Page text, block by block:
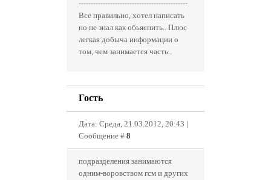
---------------------------------------------
Все правильно, хотел написать
но не знал как обьяснить.. Плюс
легкая добыча информации о
том, чем занимается часть..
Гость
Дата: Среда, 21.03.2012, 20:43 |
Сообщение # 8
подразделения занимаются
одним-воровством гсм и других